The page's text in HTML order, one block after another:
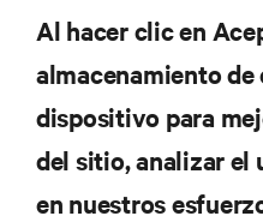
No se
Regístrese en
para recibir las
Al hacer clic en
almacenamiento de
dispositivo para
del sitio, analizar el
en nuestros